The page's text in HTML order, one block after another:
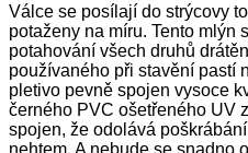
Válce se posílají do strýcovy
potaženy na míru. Tento mlýn
potahování všech druhů
používaného při stavění pastí
pletivo pevně spojen vysoce
černého PVC ošetřeného UV
spojen, že odolává
nehtem. A nebude se snadno